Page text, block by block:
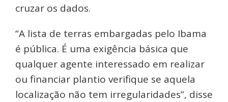
cruzar os dados.
“A lista de terras embargadas pelo Ibama
é pública. É uma exigência básica que
qualquer agente interessado em realizar
ou financiar plantio verifique se aquela
localização não tem irregularidades”, disse